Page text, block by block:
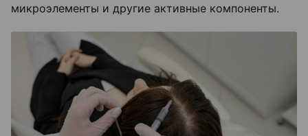
микроэлементы и другие активные компоненты.